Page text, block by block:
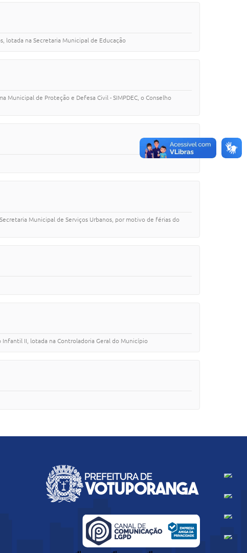
lotada na Secretaria Municipal de Educação
Municipal de Proteção e Defesa Civil - SIMPDEC, o Conselho
Municipal de Serviços Urbanos, por motivo de férias do
Infantil II, lotada na Controladoria Geral do Município